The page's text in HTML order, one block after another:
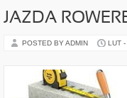
JAZDA
POSTED BY ADMIN LUT